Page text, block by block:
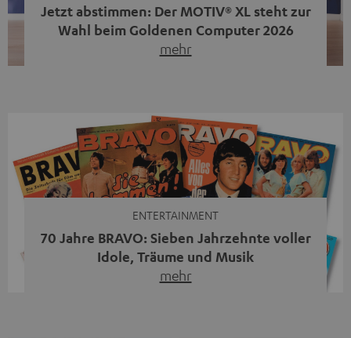
Jetzt abstimmen: Der MOTIV® XL steht zur
Wahl beim Goldenen Computer 2026
mehr
Streaming-System vereint hochwertige HiFi-Technik,
moderne Streaming-Funktionen und hohe Flexibilität in
einem einzigen Gerät – und zeigt, dass man für großen
Sound heute keine klassische HiFi-Anlage mehr braucht.
ENTERTAINMENT
70 Jahre BRAVO: Sieben Jahrzehnte voller
Idole, Träume und Musik
mehr